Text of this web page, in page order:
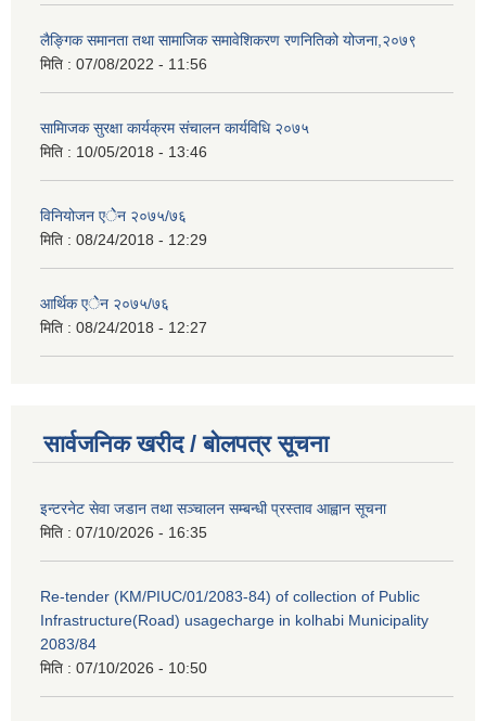
लैङ्गिक समानता तथा सामाजिक समावेशिकरण रणनितिको योजना,२०७९
मिति : 07/08/2022 - 11:56
सामािजक सुरक्षा कार्यक्रम संचालन कार्यविधि २०७५
मिति : 10/05/2018 - 13:46
विनियोजन एेेन २०७५/७६
मिति : 08/24/2018 - 12:29
आर्थिक एेेन २०७५/७६
मिति : 08/24/2018 - 12:27
सार्वजनिक खरीद / बोलपत्र सूचना
इन्टरनेट सेवा जडान तथा सञ्चालन सम्बन्धी प्रस्ताव आह्वान सूचना
मिति : 07/10/2026 - 16:35
Re-tender (KM/PIUC/01/2083-84) of collection of Public
Infrastructure(Road) usagecharge in kolhabi Municipality
2083/84
मिति : 07/10/2026 - 10:50